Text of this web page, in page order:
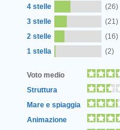
4 stelle
(26)
3 stelle
(21)
2 stelle
(16)
1 stella
(2)
Voto medio
Struttura
Mare e spiaggia
Animazione